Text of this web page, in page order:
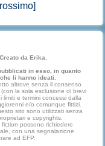
da Erika.
in esso, in quanto
li hanno ideati.
altrove senza il consenso
la sola esclusione di brevi
e termini concessi dalla
e/o comunque fittizi.
sito sono utilizzati senza
e copyrights.
possono richiedere
con una segnalazione
ad EFP.